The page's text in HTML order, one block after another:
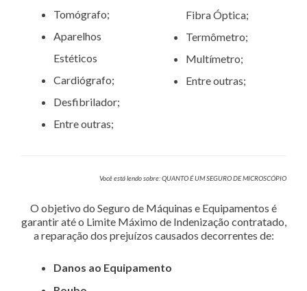
Tomógrafo;
Aparelhos
Estéticos
Cardiógrafo;
Desfibrilador;
Entre outras;
Fibra Óptica;
Termômetro;
Multímetro;
Entre outras;
Você está lendo sobre: QUANTO É UM SEGURO DE MICROSCÓPIO
O objetivo do Seguro de Máquinas e Equipamentos é
garantir até o Limite Máximo de Indenização contratado,
a reparação dos prejuízos causados decorrentes de:
Danos ao Equipamento